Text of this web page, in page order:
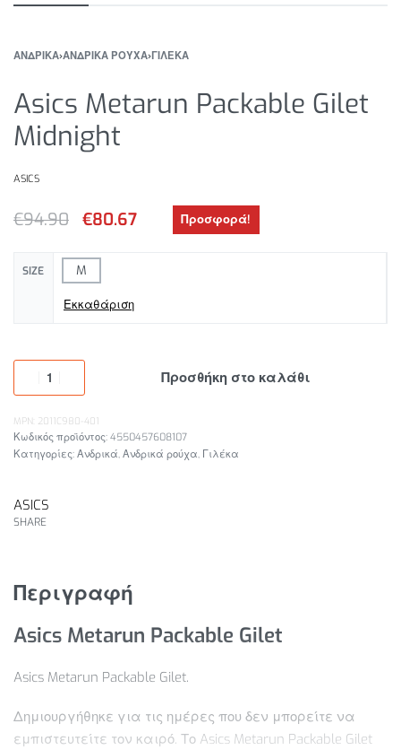
ΑΝΔΡΙΚΑ›ΑΝΔΡΙΚΑ ΡΟΥΧΑ›ΓΙΛΕΚΑ
Asics Metarun Packable Gilet
Midnight
ASICS
€94.90 €80.67 Προσφορά!
SIZE M
Εκκαθάριση
Προσθήκη στο καλάθι
MPN: 2011C980-401
4550457608107
Κατηγορίες: Ανδρικά, Ανδρικά ρούχα, Γιλέκα
ASICS
SHARE
Περιγραφή
Asics Metarun Packable Gilet
Asics Metarun Packable Gilet.
Δημιουργήθηκε για τις ημέρες που δεν μπορείτε να
εμπιστευτείτε τον καιρό. Το Asics Metarun Packable Gilet